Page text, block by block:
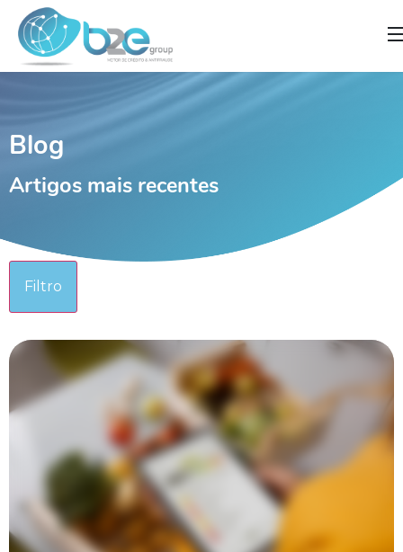
Blog
Artigos mais recentes
Filtro